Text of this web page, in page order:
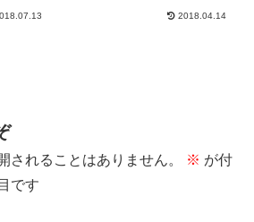
寿司で
食べ...
'n Things（エッグスンシング
2018.04.14
されることはありません。 ※ が付
です